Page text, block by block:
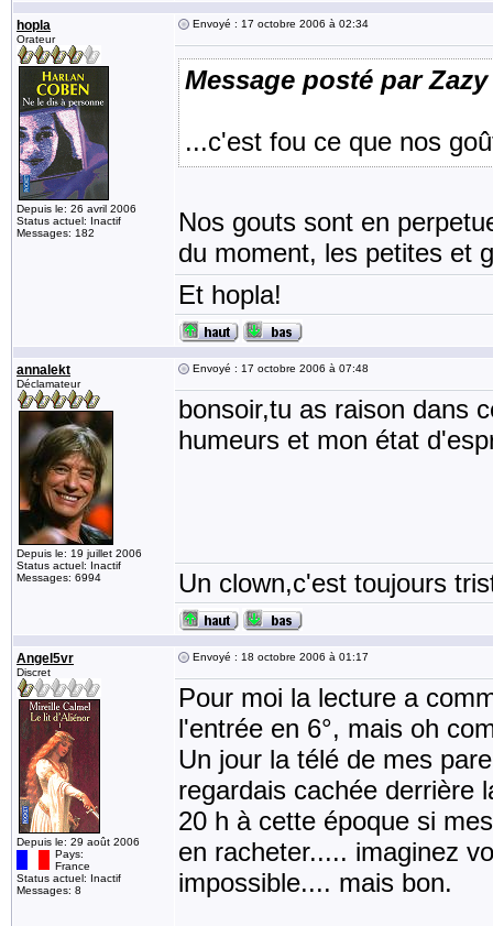
hopla
Orateur
Depuis le: 26 avril 2006
Status actuel: Inactif
Messages: 182
Envoyé : 17 octobre 2006 à 02:34
Message posté par Zazy
...c'est fou ce que nos
Nos gouts sont en
du moment, les petites et
Et hopla!
annalekt
Déclamateur
Depuis le: 19 juillet 2006
Status actuel: Inactif
Messages: 6994
Envoyé : 17 octobre 2006 à 07:48
bonsoir,tu as raison dans
humeurs et mon état
Un clown,c'est toujours
Angel5vr
Discret
Depuis le: 29 août 2006
Pays:
France
Status actuel: Inactif
Messages: 8
Envoyé : 18 octobre 2006 à 01:17
Pour moi la lecture a
l'entrée en 6°, mais oh
Un jour la télé de mes
regardais cachée derrière
20 h à cette époque si
en racheter..... imaginez
impossible.... mais bon.